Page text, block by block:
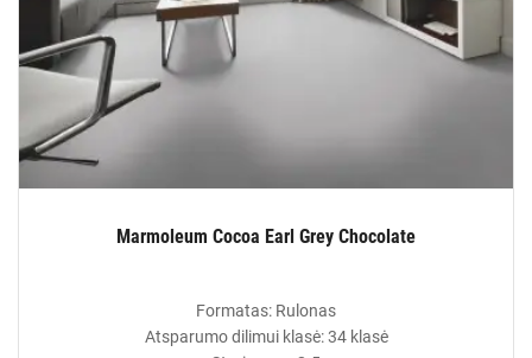
Marmoleum Cocoa Earl Grey Chocolate
Formatas: Rulonas
Atsparumo dilimui klasė: 34 klasė